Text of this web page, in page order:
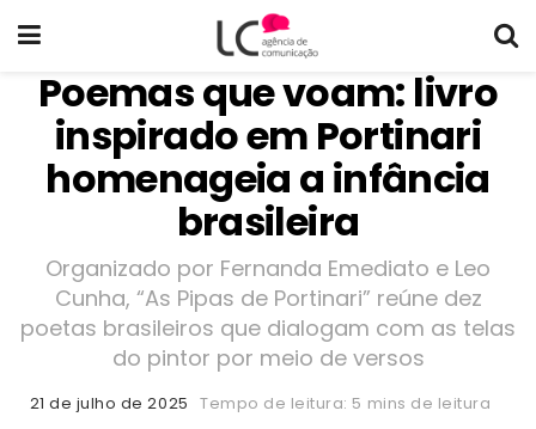
Poemas que voam: livro
inspirado em Portinari
homenageia a infância
brasileira
Organizado por Fernanda Emediato e Leo
Cunha, “As Pipas de Portinari” reúne dez
poetas brasileiros que dialogam com as telas
do pintor por meio de versos
21 de julho de 2025 Tempo de leitura: 5 mins de leitura